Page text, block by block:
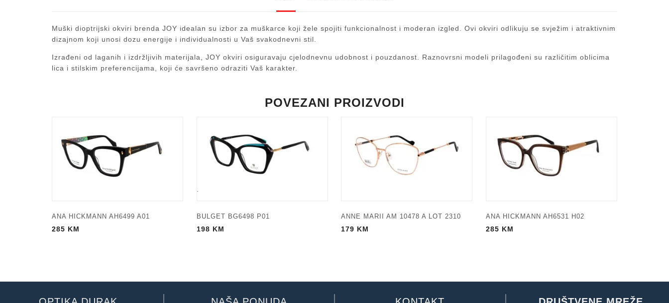
Muški dioptrijski okviri brenda JOY idealan su izbor za muškarce koji žele spojiti funkcionalnost i moderan izgled. Ovi okviri odlikuju se svježim i atraktivnim
dizajnom koji unosi dozu energije i individualnosti u Vaš svakodnevni stil.
Izrađeni od laganih i izdržljivih materijala, JOY okviri osiguravaju cjelodnevnu udobnost i pouzdanost. Raznovrsni modeli prilagođeni su različitim oblicima
lica i stilskim preferencijama, koji će savršeno odraziti Vaš karakter.
POVEZANI PROIZVODI
ANA HICKMANN AH6499 A01
285 KM
BULGET BG6498 P01
198 KM
ANNE MARII AM 10478 A LOT 2310
179 KM
ANA HICKMANN AH6531 H02
285 KM